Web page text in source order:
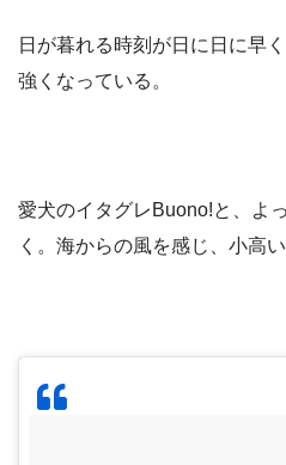
日が暮れる時刻が日に日に早
強くなっている。
愛犬のイタグレBuono!と、よ
く。海からの風を感じ、小高